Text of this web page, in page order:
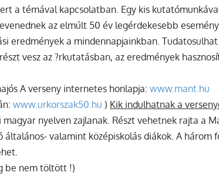
a témával kapcsolatban. Egy kis
az elmúlt 50 év legérdekesebb
eredmények a mindennapjainkban.
vesz az ?rkutatásban, az eredmények
A verseny internetes honlapja:www.mant.hu
www.urkorszak50.hu ) Kik indulhatnak a
nyelven zajlanak. Részt vehetnek rajta a
valamint középiskolás diákok. A három
be nem töltött !)